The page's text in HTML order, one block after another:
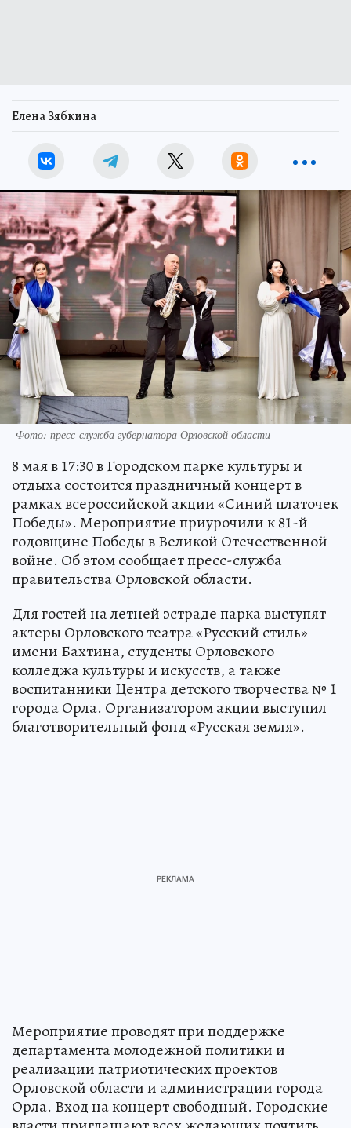
Елена Зябкина
Фото: пресс-служба губернатора Орловской области
8 мая в 17:30 в Городском парке культуры и
отдыха состоится праздничный концерт в
рамках всероссийской акции «Синий платочек
Победы». Мероприятие приурочили к 81-й
годовщине Победы в Великой Отечественной
войне. Об этом сообщает пресс-служба
правительства Орловской области.
Для гостей на летней эстраде парка выступят
актеры Орловского театра «Русский стиль»
имени Бахтина, студенты Орловского
колледжа культуры и искусств, а также
воспитанники Центра детского творчества № 1
города Орла. Организатором акции выступил
благотворительный фонд «Русская земля».
Мероприятие проводят при поддержке
департамента молодежной политики и
реализации патриотических проектов
Орловской области и администрации города
Орла. Вход на концерт свободный. Городские